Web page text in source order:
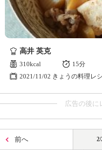
高井 英克
310kcal
15分
2021/11/02 きょうの料理レ
広告の後に
前へ